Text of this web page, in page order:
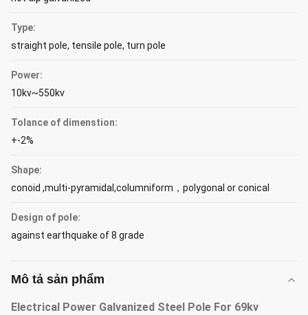
Type:
straight pole, tensile pole, turn pole
Power:
10kv~550kv
Tolance of dimenstion:
+-2%
Shape:
conoid ,multi-pyramidal,columniform，polygonal or conical
Design of pole:
against earthquake of 8 grade
Mô tả sản phẩm
Electrical Power Galvanized Steel Pole For 69kv